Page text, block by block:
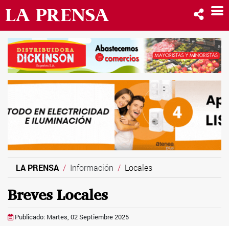
LA PRENSA Información Locales
Breves Locales
Publicado: Martes, 02 Septiembre 2025